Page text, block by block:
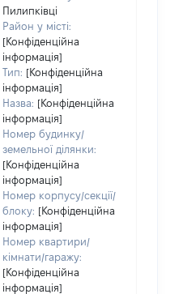
Пилипківці
Район у місті:
[Конфіденційна
інформація]
Тип: [Конфіденційна
інформація]
Назва: [Конфіденційна
інформація]
Номер будинку/
земельної ділянки:
[Конфіденційна
інформація]
Номер корпусу/секції/
блоку: [Конфіденційна
інформація]
Номер квартири/
кімнати/гаражу:
[Конфіденційна
інформація]